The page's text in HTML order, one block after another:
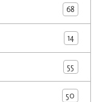
68
14
55
50